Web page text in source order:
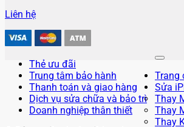
Liên hệ
Thẻ ưu đãi
Trung tâm bảo hành
Thanh toán và giao hàng
Dịch vụ sửa chữa và bảo trì
Doanh nghiệp thân thiết
Trang
Sửa
Thay
Thay
Thay